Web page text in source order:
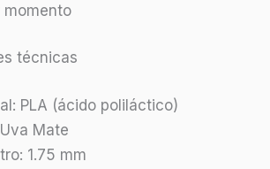
momento
técnicas
PLA (ácido poliláctico)
Mate
1.75 mm